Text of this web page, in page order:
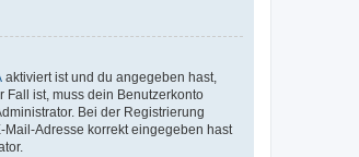
aktiviert ist und du angegeben hast,
Fall ist, muss dein Benutzerkonto
Bei der Registrierung
Adresse korrekt eingegeben hast